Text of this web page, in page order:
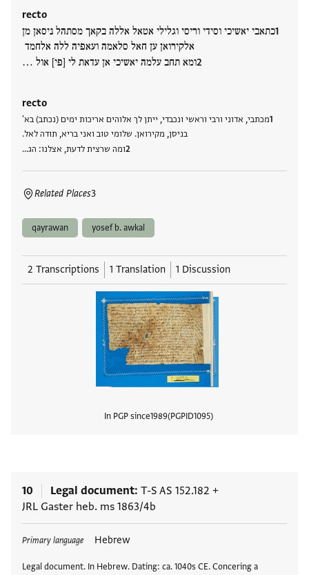
recto
כתאבי יאשיכי וסידי וריסי וגלילי אטאל אללה בקאך מסתהל ניסאן מן
אלקירואן ען חאל סלאמה ועאפיה ללה אלחמד
ומא תחב עלמה יאשיכי אן עדאת לי [פי] אול …
recto
מכתבי, אדוני ורבי וראשי ונכבדי, ייתן לך אלוהים אריכות ימים (נכתב) בא'
בניסן, מקירואן. שלומי טוב ואני בריא, תודה לאל.
ומה שרצית לדעת, אצלנו: הג…
Related Places3
qayrawan yosef b. awkal
2 Transcriptions 1 Translation 1 Discussion
In PGP since1989 PGPID1095
10 Legal document T-S AS 152.182 +
JRL Gaster heb. ms 1863/4b
Primary language Hebrew
Legal document. In Hebrew. Dating: ca. 1040s CE. Concering a
Tags